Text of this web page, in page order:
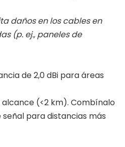
daños en los cables en
(p. ej., paneles de
de 2,0 dBi para áreas
alcance (<2 km). Combínalo
para distancias más